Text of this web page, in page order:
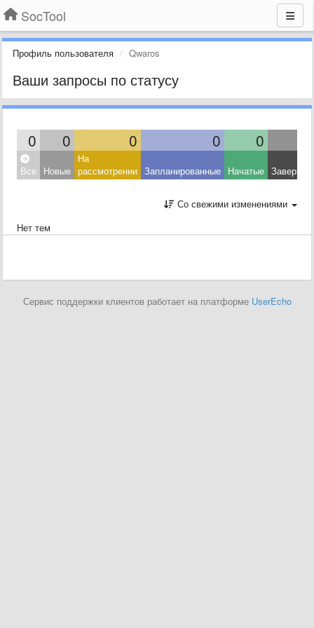
SocTool
Профиль пользователя Qwaros
Ваши запросы по статусу
0 0 0 0 0
Все Новые
На
рассмотрении Запланированные Начатые
Со свежими изменениями
Нет тем
Сервис поддержки клиентов работает на платформе UserEcho